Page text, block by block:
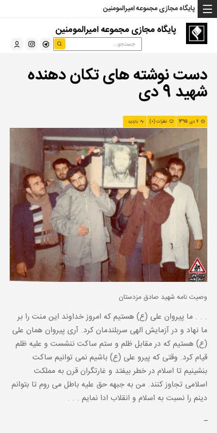
... Read more »" />
... Read more »" />... Read more »" />
پایگاه مجازی مجموعه امیرالمومنین
پایگاه مجازی مجموعه امیرالمومنین
دست نوشته های تکان دهنده
شهید 9 دی
7 دی 1395 نظرات (0) بازدید :
وصیت نامه شهید صادق مزدستان
. . . ما پیروان علی (ع) هستیم که امروز خداوند این منت را بر
ما نهاد و در آزمایش الهی سربلندمان کرد. آری پیروان همان علی
(ع) هستیم که در مقابل ظلم و ستم ساکت ننشست و علیه ظلم
قیام کرد. وقتی که پیرو علی (ع) باشیم نمی توانیم ساکت
بنشینیم تا اسلام در خطر بیفتد و غارتگران قرن به مملکت
اسلامی تجاوز کنند. من به جبهه حق علیه باطل می روم تا بتوانم
دینم را نسبت به اسلام و انقلاب ادا نمایم . . .
ـ